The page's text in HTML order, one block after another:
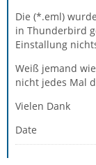
Die (*.eml)
in Thunderbird
Einstallung
Weiß jemand
nicht jedes Mal
Vielen Dank
Date